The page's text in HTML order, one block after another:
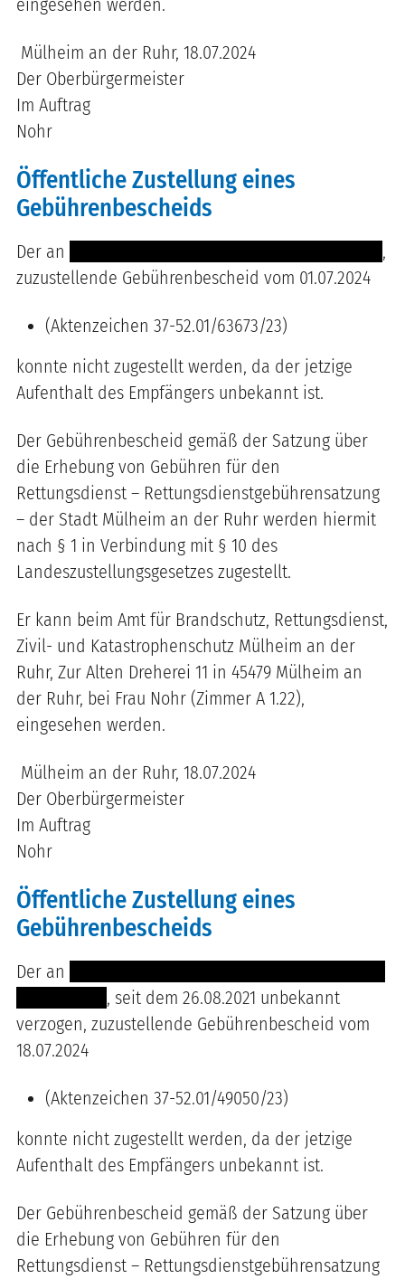
eingesehen werden.
Mülheim an der Ruhr, 18.07.2024
Der Oberbürgermeister
Im Auftrag
Nohr
Öffentliche Zustellung eines
Gebührenbescheids
Der an
,
zuzustellende Gebührenbescheid vom 01.07.2024
(Aktenzeichen 37-52.01/63673/23)
konnte nicht zugestellt werden, da der jetzige
Aufenthalt des Empfängers unbekannt ist.
Der Gebührenbescheid gemäß der Satzung über
die Erhebung von Gebühren für den
Rettungsdienst – Rettungsdienstgebührensatzung
– der Stadt Mülheim an der Ruhr werden hiermit
nach § 1 in Verbindung mit § 10 des
Landeszustellungsgesetzes zugestellt.
Er kann beim Amt für Brandschutz, Rettungsdienst,
Zivil- und Katastrophenschutz Mülheim an der
Ruhr, Zur Alten Dreherei 11 in 45479 Mülheim an
der Ruhr, bei Frau Nohr (Zimmer A 1.22),
eingesehen werden.
Mülheim an der Ruhr, 18.07.2024
Der Oberbürgermeister
Im Auftrag
Nohr
Öffentliche Zustellung eines
Gebührenbescheids
Der an
, seit dem 26.08.2021 unbekannt
verzogen, zuzustellende Gebührenbescheid vom
18.07.2024
(Aktenzeichen 37-52.01/49050/23)
konnte nicht zugestellt werden, da der jetzige
Aufenthalt des Empfängers unbekannt ist.
Der Gebührenbescheid gemäß der Satzung über
die Erhebung von Gebühren für den
Rettungsdienst – Rettungsdienstgebührensatzung